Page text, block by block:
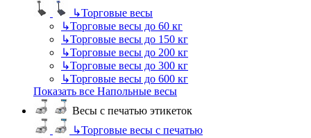
↳Торговые весы
↳Торговые весы до 60 кг
↳Торговые весы до 150 кг
↳Торговые весы до 200 кг
↳Торговые весы до 300 кг
↳Торговые весы до 600 кг
Показать все Напольные весы
Весы с печатью этикеток
↳Торговые весы с печатью